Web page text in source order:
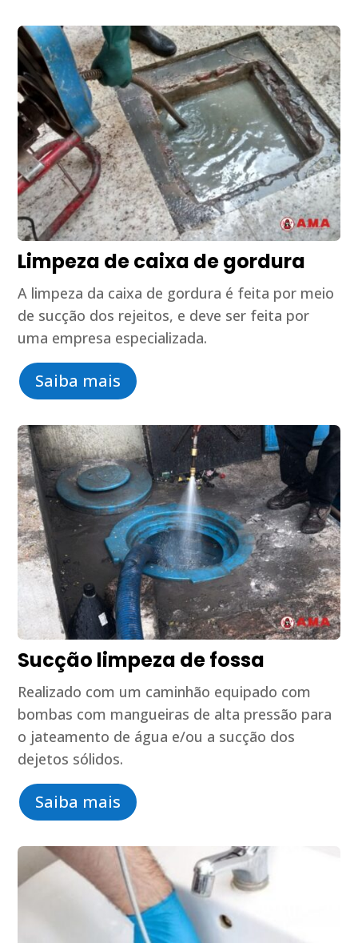
Limpeza de caixa de gordura
A limpeza da caixa de gordura é feita por meio
de sucção dos rejeitos, e deve ser feita por
uma empresa especializada.
Saiba mais
Sucção limpeza de fossa
Realizado com um caminhão equipado com
bombas com mangueiras de alta pressão para
o jateamento de água e/ou a sucção dos
dejetos sólidos.
Saiba mais